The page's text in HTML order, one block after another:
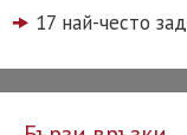
17 най-често